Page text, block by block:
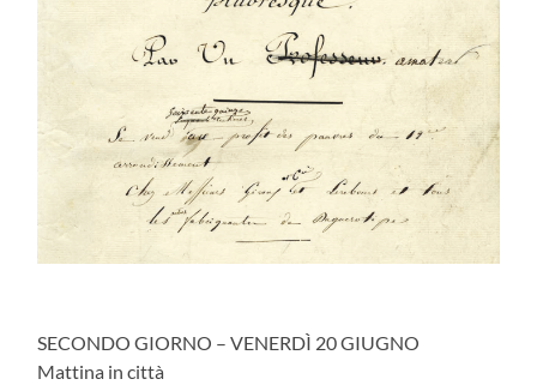
SECONDO GIORNO – VENERDÌ 20 GIUGNO
Mattina in città